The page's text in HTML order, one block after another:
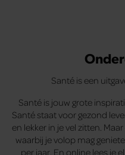
Santé is een
Santé is jouw grote
Santé staat voor gezond
en lekker in je vel zitten.
waarbij je volop mag
per jaar. En online lees je